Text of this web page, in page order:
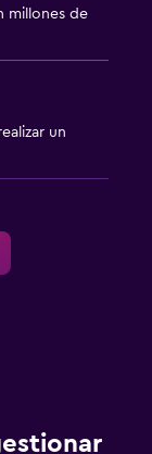
millones de
un